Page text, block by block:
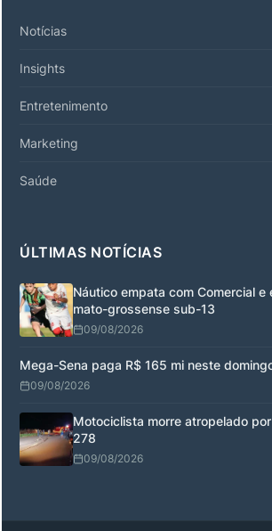
Notícias
Insights
Entretenimento
Marketing
Saúde
ÚLTIMAS NOTÍCIAS
Náutico empata com Comercial
mato-grossense sub-13
09/08/2026
Mega-Sena paga R$ 165 mi neste
09/08/2026
Motociclista morre atropelado
278
09/08/2026